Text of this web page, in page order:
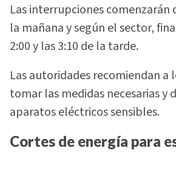
Las interrupciones comenzarán
la mañana y según el sector,
2:00 y las 3:10 de la tarde.
Las autoridades recomiendan a
tomar las medidas necesarias y
aparatos eléctricos sensibles.
Cortes de energía para